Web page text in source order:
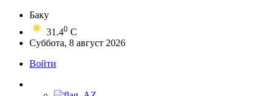
Баку
31.40 C
Суббота, 8 август 2026
Войти